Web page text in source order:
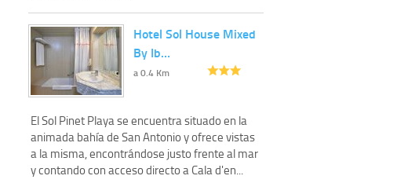
Hotel Sol House Mixed
By Ib…
a 0.4 Km
El Sol Pinet Playa se encuentra situado en la
animada bahía de San Antonio y ofrece vistas
a la misma, encontrándose justo frente al mar
y contando con acceso directo a Cala d'en...